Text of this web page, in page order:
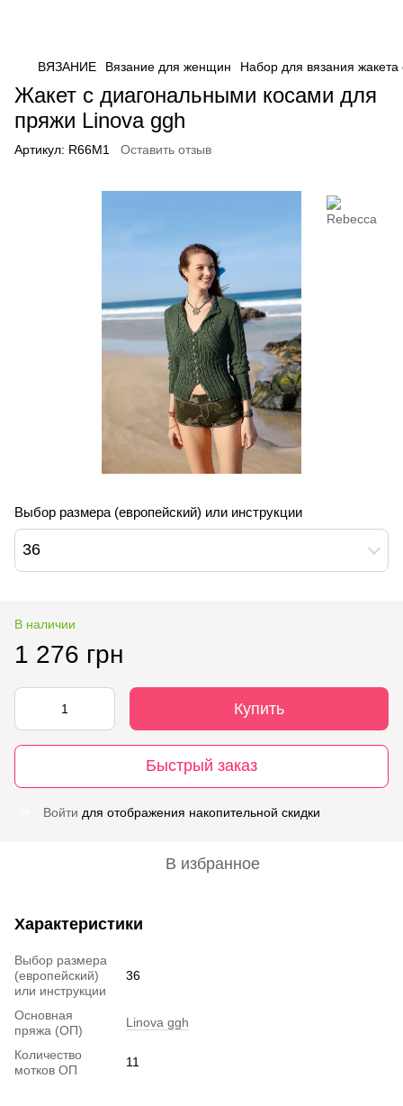
ВЯЗАНИЕ Вязание для женщин Набор для вязания
Жакет с диагональными косами для
пряжи Linova ggh
Артикул: R66M1 Оставить отзыв
Выбор размера (европейский) или инструкции
36
В наличии
1 276 грн
Купить
Быстрый заказ
Войти для отображения накопительной скидки
В избранное
Характеристики
Выбор размера
(европейский)
или инструкции
36
Основная
пряжа (ОП)
Linova ggh
Количество
мотков ОП
11